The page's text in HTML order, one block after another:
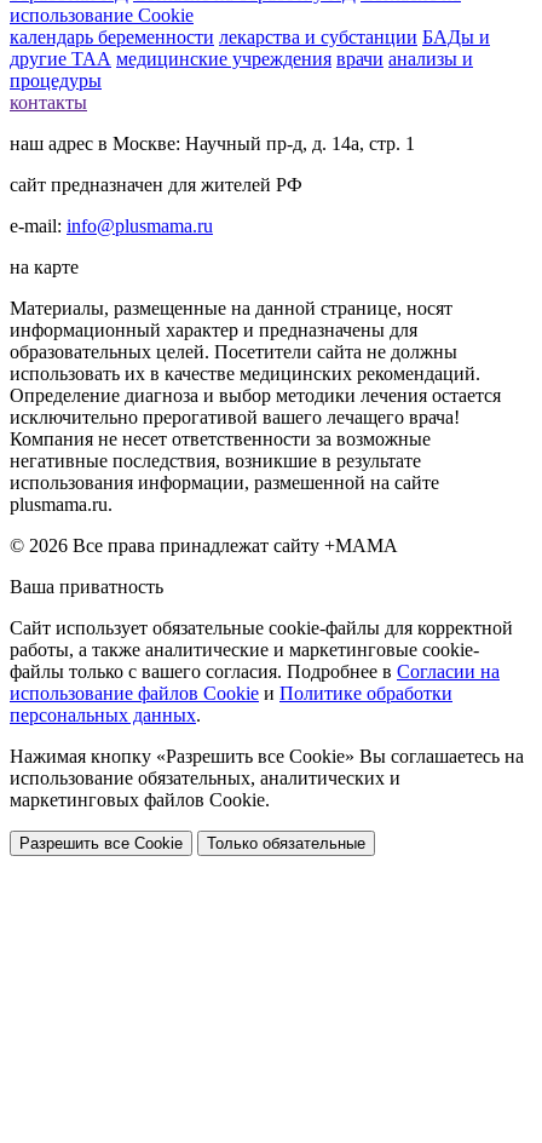
использование Cookie
календарь беременности лекарства и субстанции БАДы и
другие ТАА медицинские учреждения врачи анализы и
процедуры
контакты
наш адрес в Москве: Научный пр-д, д. 14а, стр. 1
сайт предназначен для жителей РФ
e-mail: info@plusmama.ru
на карте
Материалы, размещенные на данной странице, носят
информационный характер и предназначены для
образовательных целей. Посетители сайта не должны
использовать их в качестве медицинских рекомендаций.
Определение диагноза и выбор методики лечения остается
исключительно прерогативой вашего лечащего врача!
Компания не несет ответственности за возможные
негативные последствия, возникшие в результате
использования информации, размешенной на сайте
plusmama.ru.
© 2026 Все права принадлежат сайту +МАМА
Ваша приватность
Сайт использует обязательные cookie-файлы для корректной
работы, а также аналитические и маркетинговые cookie-
файлы только с вашего согласия. Подробнее в Согласии на
использование файлов Cookie и Политике обработки
персональных данных.
Нажимая кнопку «Разрешить все Cookie» Вы соглашаетесь на
использование обязательных, аналитических и
маркетинговых файлов Cookie.
Разрешить все Cookie Только обязательные